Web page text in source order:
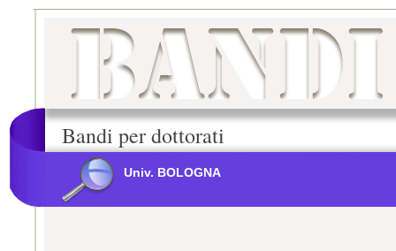
Bandi per dottorati
Univ. BOLOGNA